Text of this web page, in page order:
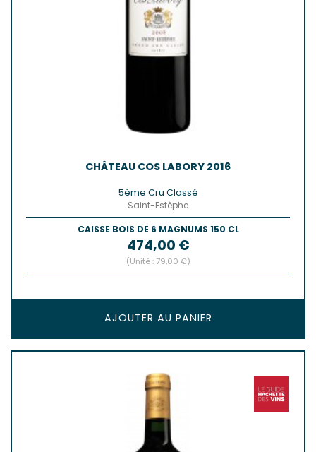
CHÂTEAU COS LABORY 2016
5ème Cru Classé
Saint-Estèphe
CAISSE BOIS DE 6 MAGNUMS 150 CL
Prix
474,00 €
(Unité : 79,00 €)
AJOUTER AU PANIER